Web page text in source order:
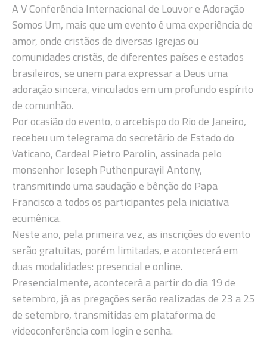
A V Conferência Internacional de Louvor e Adoração
Somos Um, mais que um evento é uma experiência de
amor, onde cristãos de diversas Igrejas ou
comunidades cristãs, de diferentes países e estados
brasileiros, se unem para expressar a Deus uma
adoração sincera, vinculados em um profundo espírito
de comunhão.
Por ocasião do evento, o arcebispo do Rio de Janeiro,
recebeu um telegrama do secretário de Estado do
Vaticano, Cardeal Pietro Parolin, assinada pelo
monsenhor Joseph Puthenpurayil Antony,
transmitindo uma saudação e bênção do Papa
Francisco a todos os participantes pela iniciativa
ecumênica.
Neste ano, pela primeira vez, as inscrições do evento
serão gratuitas, porém limitadas, e acontecerá em
duas modalidades: presencial e online.
Presencialmente, acontecerá a partir do dia 19 de
setembro, já as pregações serão realizadas de 23 a 25
de setembro, transmitidas em plataforma de
videoconferência com login e senha.